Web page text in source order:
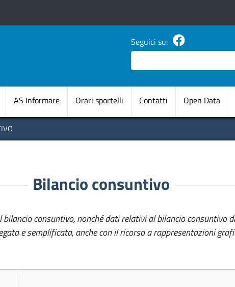
Seguici su:
Cerca
Navigazione principale
AS Informare Orari sportelli Contatti Open Data
Bilancio consuntivo
bilancio consuntivo, nonché dati relativi al bilancio consuntivo
e semplificata, anche con il ricorso a rappresentazioni